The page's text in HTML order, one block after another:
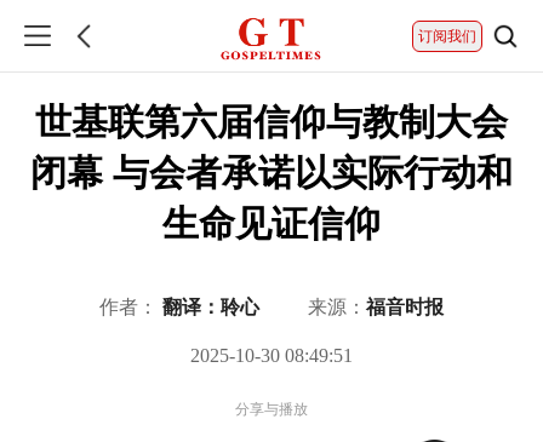
订阅我们
世基联第六届信仰与教制大会
闭幕 与会者承诺以实际行动和
生命见证信仰
作者： 翻译：聆心 来源： 福音时报
2025-10-30 08:49:51
分享与播放